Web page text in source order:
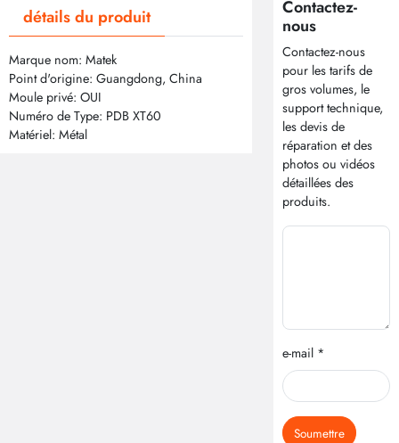
détails du produit
Marque nom: Matek
Point d'origine: Guangdong, China
Moule privé: OUI
Numéro de Type: PDB XT60
Matériel: Métal
Contactez-
nous
Contactez-nous
pour les tarifs de
gros volumes, le
support technique,
les devis de
réparation et des
photos ou vidéos
détaillées des
produits.
e-mail *
Soumettre